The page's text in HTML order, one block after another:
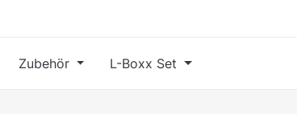
Zubehör L-Boxx Set